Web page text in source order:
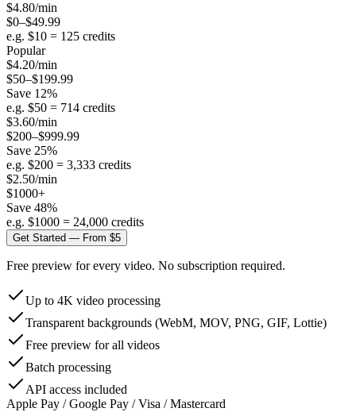
$4.80/min
$0–$49.99
e.g. $10 = 125 credits
Popular
$4.20/min
$50–$199.99
Save 12%
e.g. $50 = 714 credits
$3.60/min
$200–$999.99
Save 25%
e.g. $200 = 3,333 credits
$2.50/min
$1000+
Save 48%
e.g. $1000 = 24,000 credits
Get Started — From $5
Free preview for every video. No subscription required.
Up to 4K video processing
Transparent backgrounds (WebM, MOV, PNG, GIF, Lottie)
Free preview for all videos
Batch processing
API access included
Apple Pay / Google Pay / Visa / Mastercard